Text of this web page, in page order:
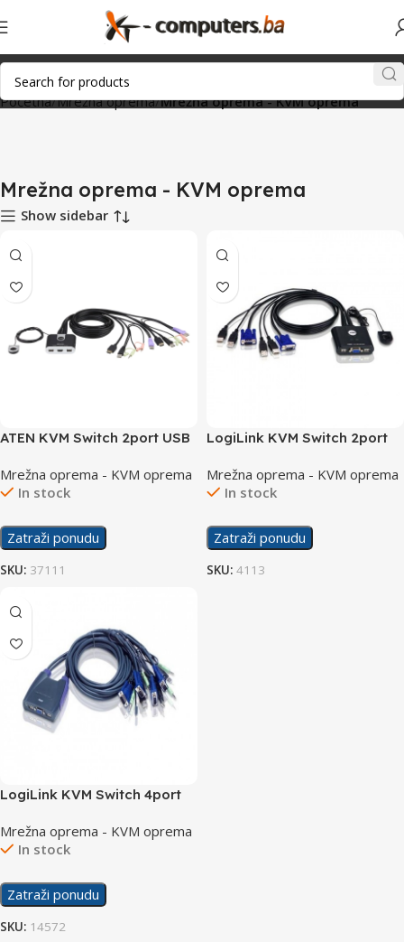
Početna Mrežna oprema Mrežna oprema - KVM oprema
Mrežna oprema - KVM oprema
Show sidebar
ATEN KVM Switch 2port USB
Mrežna oprema - KVM oprema
In stock
Zatraži ponudu
SKU: 37111
LogiLink KVM Switch 2port
Mrežna oprema - KVM oprema
In stock
Zatraži ponudu
SKU: 4113
LogiLink KVM Switch 4port
Mrežna oprema - KVM oprema
In stock
Zatraži ponudu
SKU: 14572